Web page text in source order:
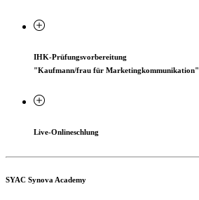
IHK-Prüfungsvorbereitung
"Kaufmann/frau für Marketingkommunikation"
Live-Onlineschlung
SYAC Synova Academy